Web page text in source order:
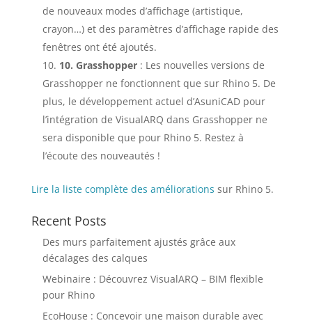
de nouveaux modes d’affichage (artistique,
crayon…) et des paramètres d’affichage rapide des
fenêtres ont été ajoutés.
10. Grasshopper : Les nouvelles versions de
Grasshopper ne fonctionnent que sur Rhino 5. De
plus, le développement actuel d’AsuniCAD pour
l’intégration de VisualARQ dans Grasshopper ne
sera disponible que pour Rhino 5. Restez à
l’écoute des nouveautés !
Lire la liste complète des améliorations sur Rhino 5.
Recent Posts
Des murs parfaitement ajustés grâce aux
décalages des calques
Webinaire : Découvrez VisualARQ – BIM flexible
pour Rhino
EcoHouse : Concevoir une maison durable avec